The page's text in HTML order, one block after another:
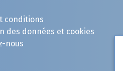
conditions
des données et cookies
nous